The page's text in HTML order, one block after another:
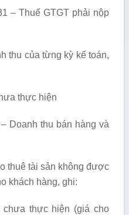
GTGT phải nộp
thu của từng kỳ kế toán,
thực hiện
thu bán hàng và
thuê tài sản không đ­ược
khách hàng, ghi:
thực hiện (giá cho